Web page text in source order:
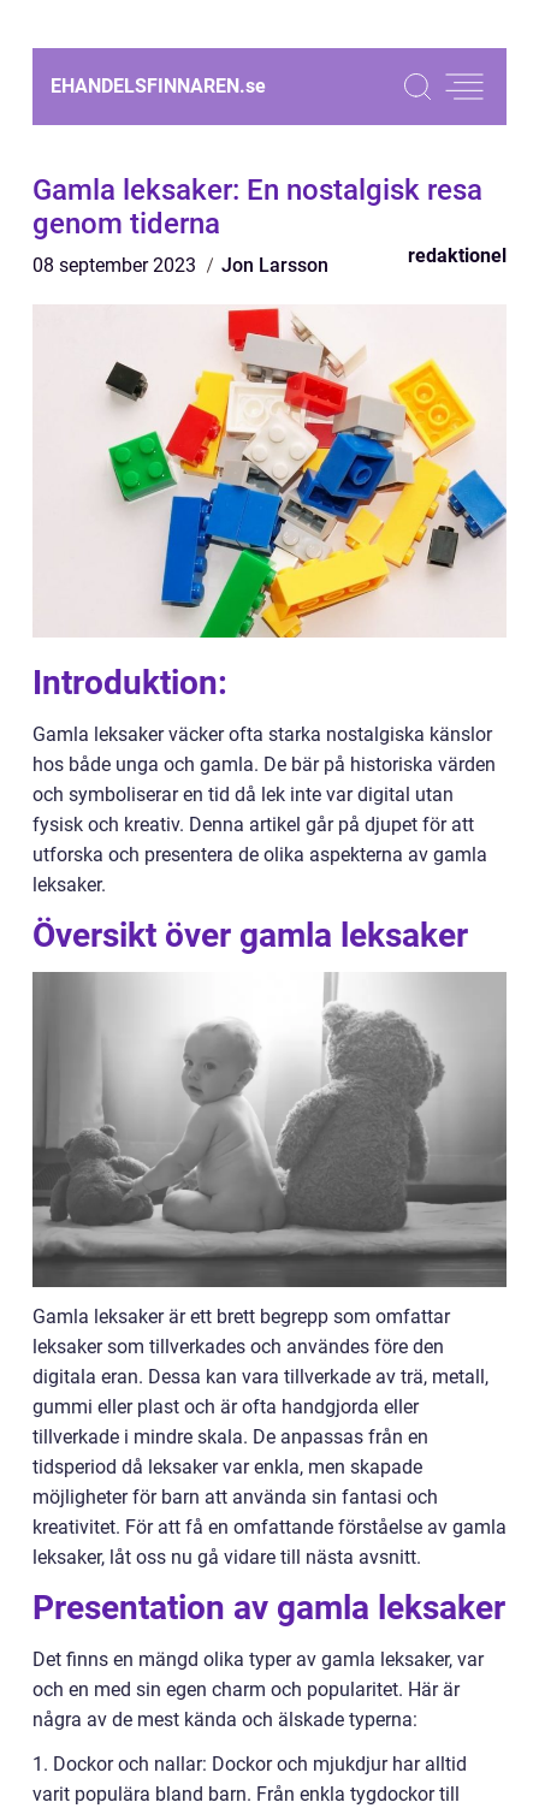
EHANDELSFINNAREN.se
Gamla leksaker: En nostalgisk resa
genom tiderna
08 september 2023 Jon Larsson redaktionel
Introduktion:
Gamla leksaker väcker ofta starka nostalgiska känslor
hos både unga och gamla. De bär på historiska värden
och symboliserar en tid då lek inte var digital utan
fysisk och kreativ. Denna artikel går på djupet för att
utforska och presentera de olika aspekterna av gamla
leksaker.
Översikt över gamla leksaker
Gamla leksaker är ett brett begrepp som omfattar
leksaker som tillverkades och användes före den
digitala eran. Dessa kan vara tillverkade av trä, metall,
gummi eller plast och är ofta handgjorda eller
tillverkade i mindre skala. De anpassas från en
tidsperiod då leksaker var enkla, men skapade
möjligheter för barn att använda sin fantasi och
kreativitet. För att få en omfattande förståelse av gamla
leksaker, låt oss nu gå vidare till nästa avsnitt.
Presentation av gamla leksaker
Det finns en mängd olika typer av gamla leksaker, var
och en med sin egen charm och popularitet. Här är
några av de mest kända och älskade typerna:
1. Dockor och nallar: Dockor och mjukdjur har alltid
varit populära bland barn. Från enkla tygdockor till